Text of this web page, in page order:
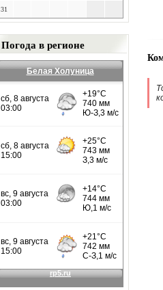
31
Погода в регионе
Белая Холуница